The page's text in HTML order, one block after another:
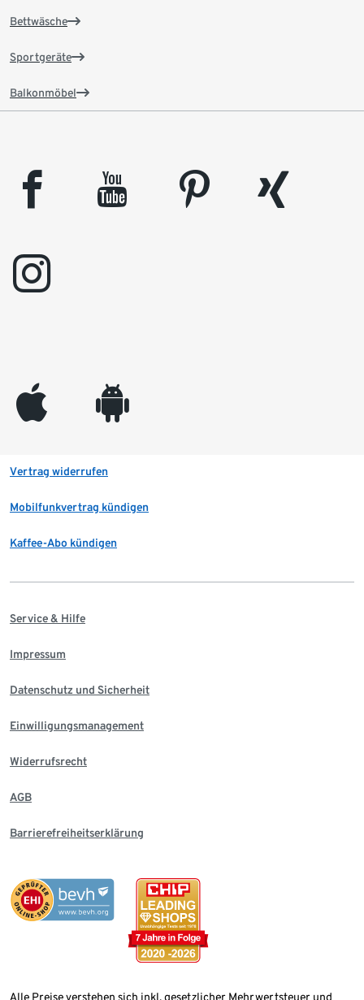
Bettwäsche
Sportgeräte
Balkonmöbel
facebook youtube pinterest
xing
instagram
appleinc android
Vertrag widerrufen
Mobilfunkvertrag kündigen
Kaffee-Abo kündigen
Service & Hilfe
Impressum
Datenschutz und Sicherheit
Einwilligungsmanagement
Widerrufsrecht
AGB
Barrierefreiheitserklärung
Alle Preise verstehen sich inkl. gesetzlicher Mehrwertsteuer und